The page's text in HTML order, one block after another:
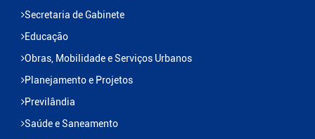
Secretaria de Gabinete
Educação
Obras, Mobilidade e Serviços Urbanos
Planejamento e Projetos
Previlândia
Saúde e Saneamento